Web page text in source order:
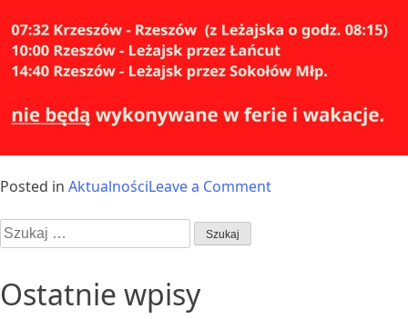
USŁUGI
ROZKŁAD
Posted in AktualnościLeave a Commenton
Szukaj:
Ostatnie wpisy